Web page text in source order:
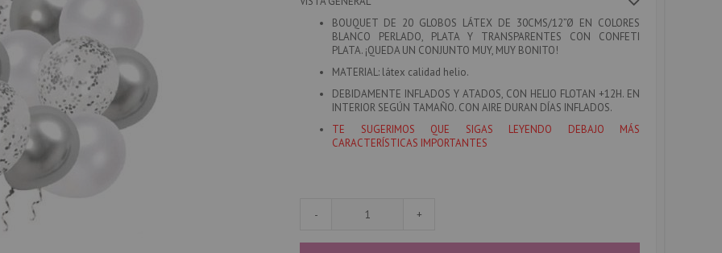
BOUQUET DE 20 GLOBOS LÁTEX DE 30CMS/12”Ø EN COLORES
BLANCO PERLADO, PLATA Y TRANSPARENTES CON CONFETI
PLATA. ¡QUEDA UN CONJUNTO MUY, MUY BONITO!
MATERIAL: látex calidad helio.
DEBIDAMENTE INFLADOS Y ATADOS, CON HELIO FLOTAN +12H. EN
INTERIOR SEGÚN TAMAÑO. CON AIRE DURAN DÍAS INFLADOS.
TE SUGERIMOS QUE SIGAS LEYENDO DEBAJO MÁS
CARACTERÍSTICAS IMPORTANTES
- +